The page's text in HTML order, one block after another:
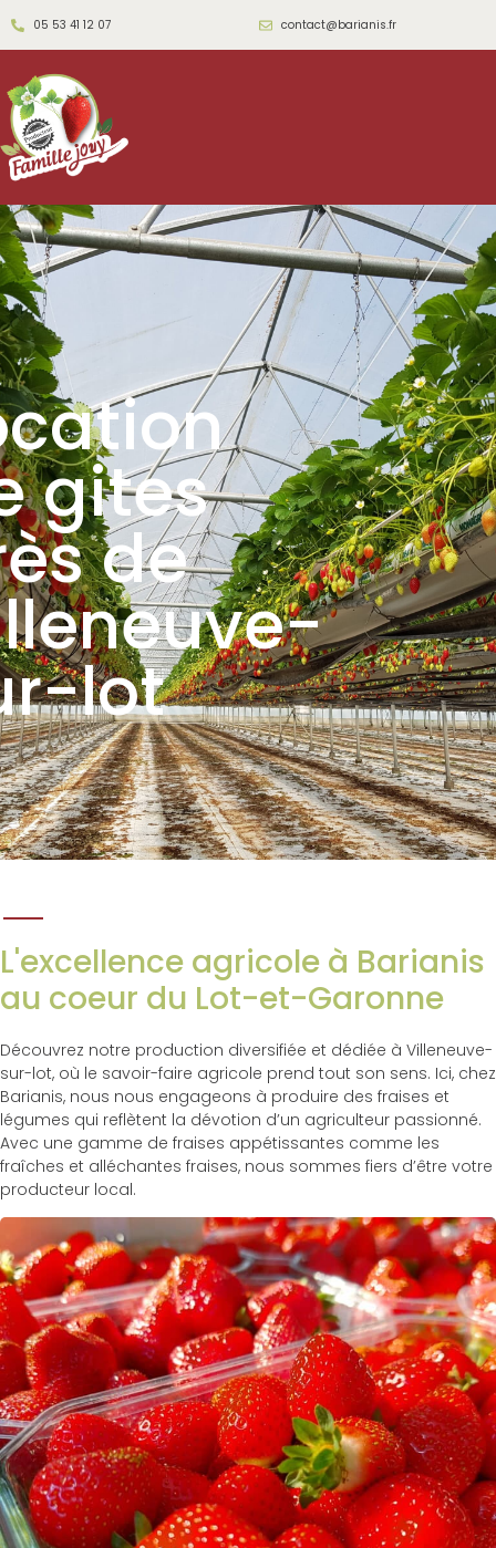
05 53 41 12 07 contact@barianis.fr
gites
de
lot
L'excellence agricole à Barianis
au coeur du Lot-et-Garonne
Découvrez notre production diversifiée et dédiée à Villeneuve-
sur-lot, où le savoir-faire agricole prend tout son sens. Ici, chez
Barianis, nous nous engageons à produire des fraises et
légumes qui reflètent la dévotion d’un agriculteur passionné.
Avec une gamme de fraises appétissantes comme les
fraîches et alléchantes fraises, nous sommes fiers d’être votre
producteur local.